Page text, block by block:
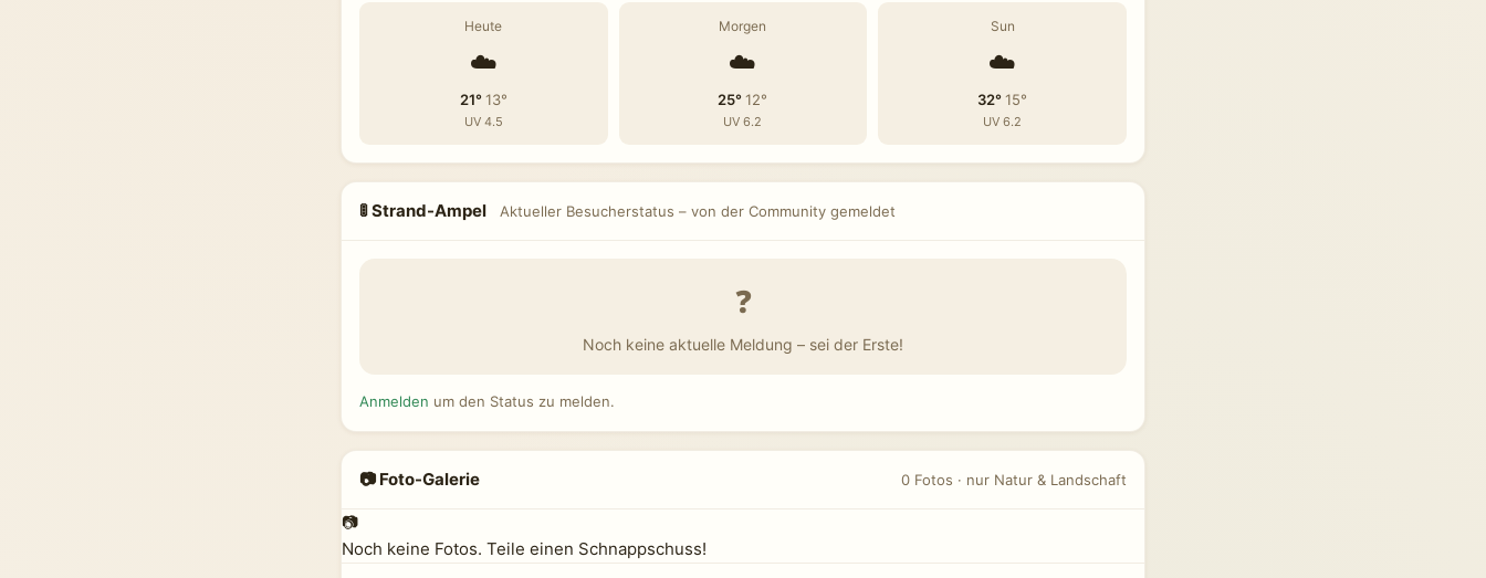
Heute
☁️
21°13°
UV 4.5
Morgen
☁️
25°12°
UV 6.2
Sun
☁️
32°15°
UV 6.2
🚦 Strand-Ampel Aktueller Besucherstatus – von der Community gemeldet
❓
Noch keine aktuelle Meldung – sei der Erste!
Anmelden um den Status zu melden.
📷 Foto-Galerie 0 Fotos · nur Natur & Landschaft
📷
Noch keine Fotos. Teile einen Schnappschuss!